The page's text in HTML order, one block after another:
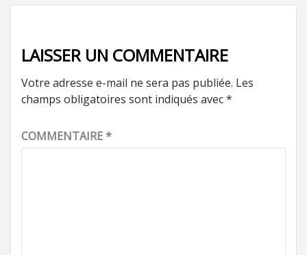
LAISSER UN COMMENTAIRE
Votre adresse e-mail ne sera pas publiée. Les
champs obligatoires sont indiqués avec*
COMMENTAIRE*